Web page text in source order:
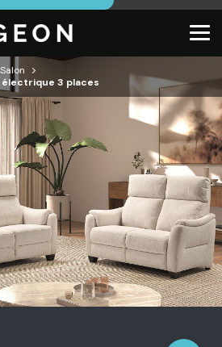
Salon
électrique 3 places